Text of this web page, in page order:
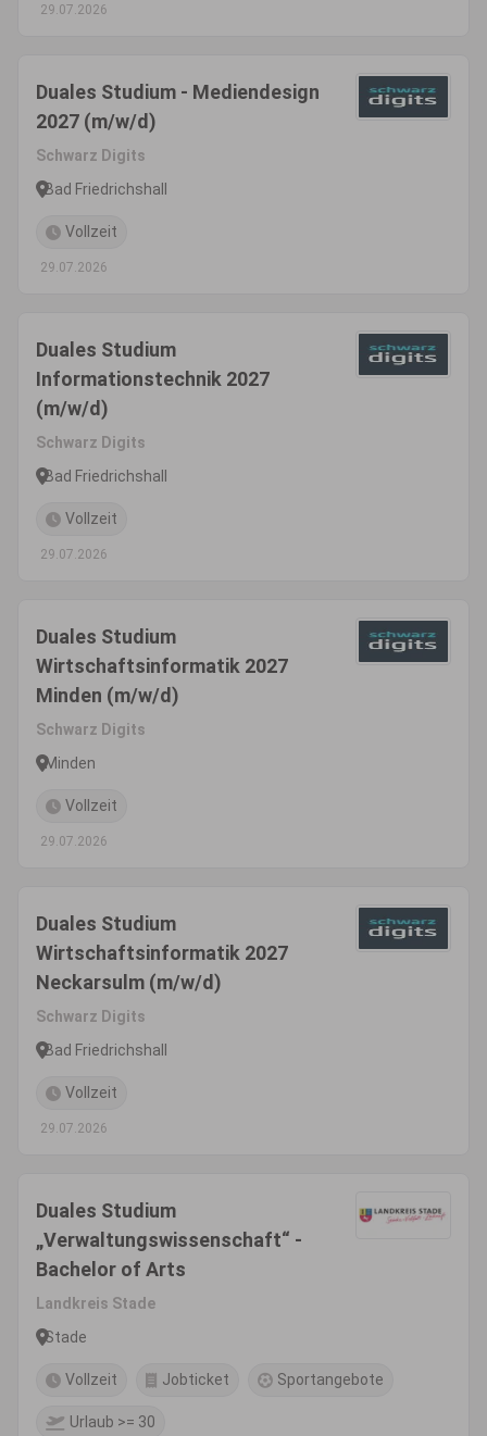
29.07.2026
Duales Studium - Mediendesign
2027 (m/w/d)
Schwarz Digits
Bad Friedrichshall
Vollzeit
29.07.2026
Duales Studium
Informationstechnik 2027
(m/w/d)
Schwarz Digits
Bad Friedrichshall
Vollzeit
29.07.2026
Duales Studium
Wirtschaftsinformatik 2027
Minden (m/w/d)
Schwarz Digits
Minden
Vollzeit
29.07.2026
Duales Studium
Wirtschaftsinformatik 2027
Neckarsulm (m/w/d)
Schwarz Digits
Bad Friedrichshall
Vollzeit
29.07.2026
Duales Studium
„Verwaltungswissenschaft“ -
Bachelor of Arts
Landkreis Stade
Stade
Vollzeit Jobticket Sportangebote
Urlaub >= 30